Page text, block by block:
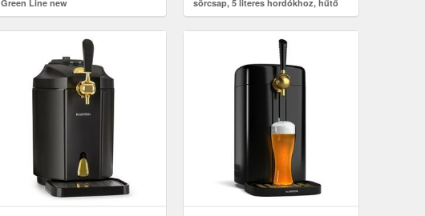
Green Line new
sörcsap, 5 literes hordókhoz, hűtő
kompresszor, LED-KIjelző, 6
hőmérséklet